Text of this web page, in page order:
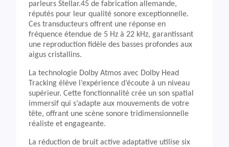
parleurs Stellar.45 de fabrication allemande,
réputés pour leur qualité sonore exceptionnelle.
Ces transducteurs offrent une réponse en
fréquence étendue de 5 Hz à 22 kHz, garantissant
une reproduction fidèle des basses profondes aux
aigus cristallins.
La technologie Dolby Atmos avec Dolby Head
Tracking élève l’expérience d’écoute à un niveau
supérieur. Cette fonctionnalité crée un son spatial
immersif qui s’adapte aux mouvements de votre
tête, offrant une scène sonore tridimensionnelle
réaliste et engageante.
La réduction de bruit active adaptative utilise six